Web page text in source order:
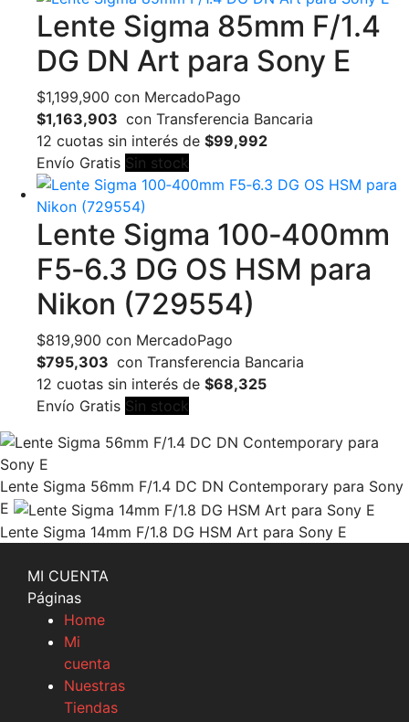
Lente Sigma 85mm F/1.4
DG DN Art para Sony E
$1,199,900 con MercadoPago
$1,163,903 con Transferencia Bancaria
12 cuotas sin interés de $99,992
Envío Gratis Sin stock
Lente Sigma 100‑400mm
F5‑6.3 DG OS HSM para
Nikon (729554)
$819,900 con MercadoPago
$795,303 con Transferencia Bancaria
12 cuotas sin interés de $68,325
Envío Gratis Sin stock
Lente Sigma 56mm F/1.4 DC DN Contemporary para Sony
E
Lente Sigma 14mm F/1.8 DG HSM Art para Sony E
MI CUENTA
Páginas
Home
Mi
cuenta
Nuestras
Tiendas